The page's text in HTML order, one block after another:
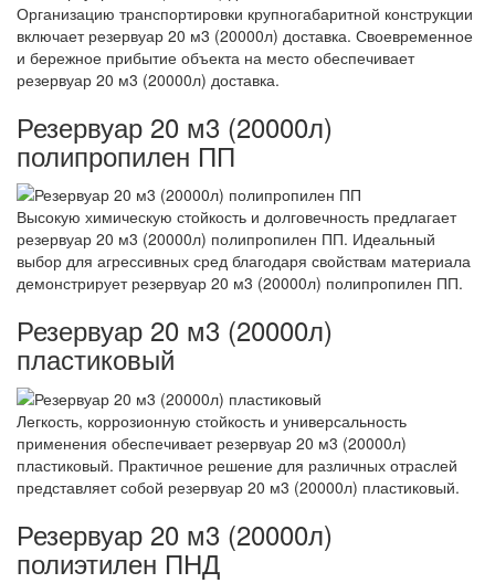
Организацию транспортировки крупногабаритной конструкции
включает резервуар 20 м3 (20000л) доставка. Своевременное
и бережное прибытие объекта на место обеспечивает
резервуар 20 м3 (20000л) доставка.
Резервуар 20 м3 (20000л)
полипропилен ПП
Высокую химическую стойкость и долговечность предлагает
резервуар 20 м3 (20000л) полипропилен ПП. Идеальный
выбор для агрессивных сред благодаря свойствам материала
демонстрирует резервуар 20 м3 (20000л) полипропилен ПП.
Резервуар 20 м3 (20000л)
пластиковый
Легкость, коррозионную стойкость и универсальность
применения обеспечивает резервуар 20 м3 (20000л)
пластиковый. Практичное решение для различных отраслей
представляет собой резервуар 20 м3 (20000л) пластиковый.
Резервуар 20 м3 (20000л)
полиэтилен ПНД